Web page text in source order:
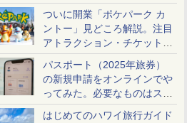
ケットも解説
ついに開業「ポケパーク カ
ントー」見どころ解説。注目
アトラクション・チケット手
配・来場前に必要な準備は？
パスポート（2025年旅券）
の新規申請をオンラインでや
ってみた。必要なものはスマ
ホとマイナカードのみ
はじめてのハワイ旅行ガイド